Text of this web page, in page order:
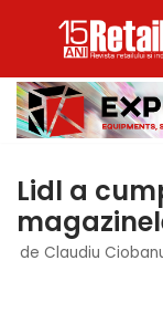
la
conținut
Lidl a
de Claudiu